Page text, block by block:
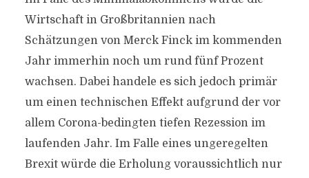
Wirtschaft in Großbritannien nach
Schätzungen von Merck Finck im kommenden
Jahr immerhin noch um rund fünf Prozent
wachsen. Dabei handele es sich jedoch primär
um einen technischen Effekt aufgrund der vor
allem Corona-bedingten tiefen Rezession im
laufenden Jahr. Im Falle eines ungeregelten
Brexit würde die Erholung voraussichtlich nur